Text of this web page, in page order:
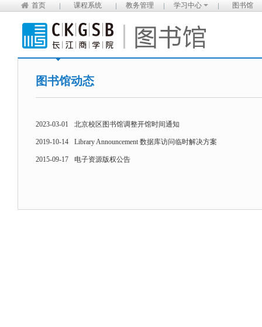
首页 课程系统 教务管理 学习中心 图书馆
图书馆动态
2023-03-01 北京校区图书馆调整开馆时间通知
2019-10-14 Library Announcement 数据库访问临时解决方案
2015-09-17 电子资源版权公告